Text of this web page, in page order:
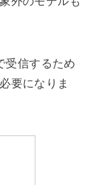
受信するため
要になりま